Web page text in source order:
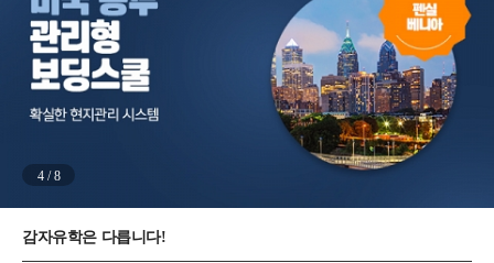
4/8
감자유학은 다릅니다!